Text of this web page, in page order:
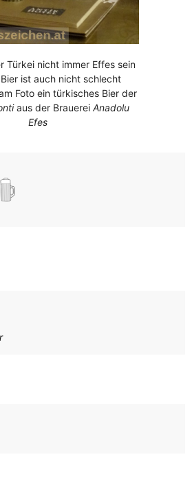
Türkei nicht immer Effes sein
ist auch nicht schlecht
Foto ein türkisches Bier der
aus der Brauerei Anadolu
Efes